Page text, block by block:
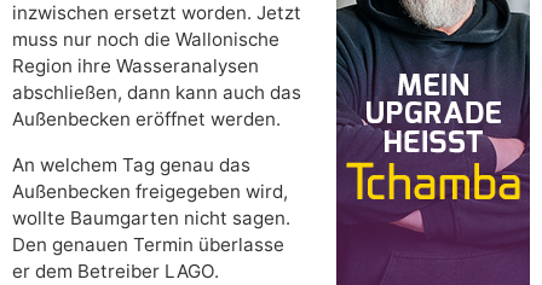
inzwischen ersetzt worden. Jetzt
muss nur noch die Wallonische
Region ihre Wasseranalysen
abschließen, dann kann auch das
Außenbecken eröffnet werden.
An welchem Tag genau das
Außenbecken freigegeben wird,
wollte Baumgarten nicht sagen.
Den genauen Termin überlasse
er dem Betreiber LAGO.